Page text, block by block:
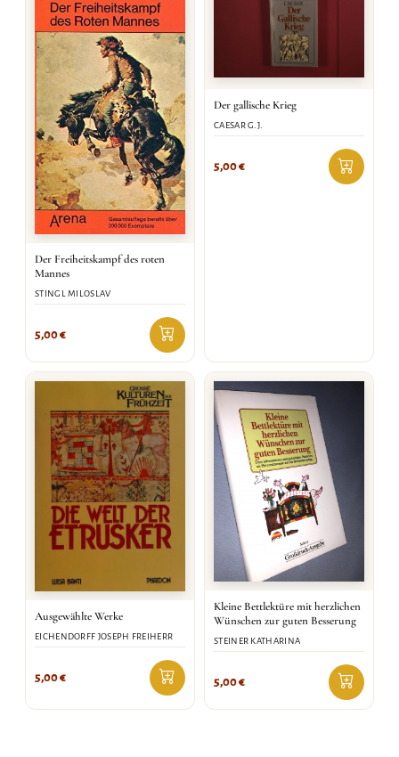
Der Freiheitskampf des roten
Mannes
STINGL MILOSLAV
5,00€
Der gallische Krieg
CAESAR G.J.
5,00€
Ausgewählte Werke
EICHENDORFF JOSEPH FREIHERR
5,00€
Kleine Bettlektüre mit herzlichen
Wünschen zur guten Besserung
STEINER KATHARINA
5,00€